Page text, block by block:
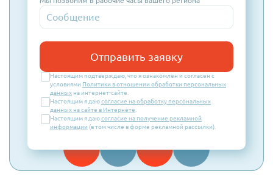
Отправить заявку
Настоящим подтверждаю, что я ознакомлен и согласен с
условиями Политики в отношении обработки персональных
данных на интернет-сайте.
Настоящим я даюсогласие на обработку персональных
данных на сайте в Интернете
Настоящим я даюсогласие на получение рекламной
информации (в том числе в форме рекламной рассылки).